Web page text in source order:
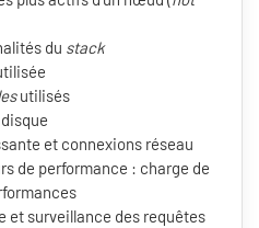
du stack
utilisés
et connexions réseau
de performance : charge de
et surveillance des requêtes